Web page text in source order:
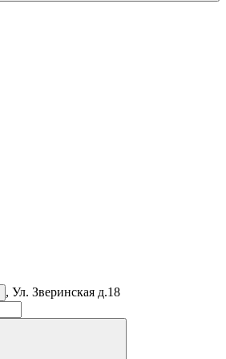
, Ул. Зверинская д.18